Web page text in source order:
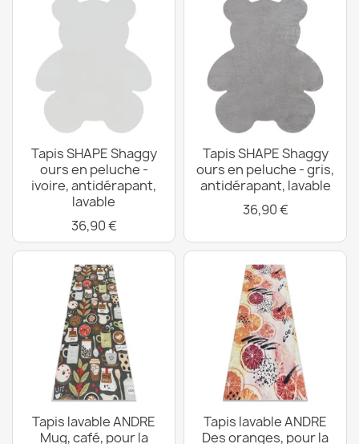
Tapis SHAPE Shaggy
ours en peluche -
ivoire, antidérapant,
lavable
36,90 €
Tapis SHAPE Shaggy
ours en peluche - gris,
antidérapant, lavable
36,90 €
Tapis lavable ANDRE
Mug, café, pour la
Tapis lavable ANDRE
Des oranges, pour la